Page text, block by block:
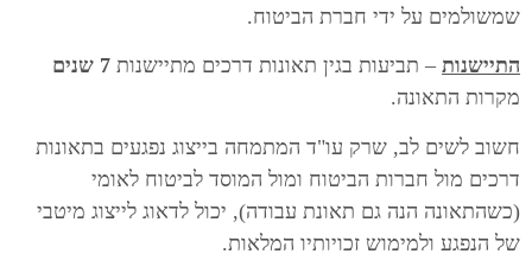
שמשולמים על ידי חברת הביטוח.
התיישנות – תביעות בגין תאונות דרכים מתיישנות 7 שנים
מקרות התאונה.
חשוב לשים לב, שרק עו"ד המתמחה בייצוג נפגעים בתאונות
דרכים מול חברות הביטוח ומול המוסד לביטוח לאומי
(כשהתאונה הנה גם תאונת עבודה), יכול לדאוג לייצוג מיטבי
של הנפגע ולמימוש זכויותיו המלאות.